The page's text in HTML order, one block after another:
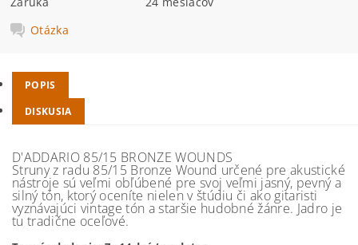
Otázka
POPIS
DISKUSIA
D'ADDARIO 85/15 BRONZE WOUNDS
Struny z radu 85/15 Bronze Wound určené pre akustické
nástroje sú veľmi obľúbené pre svoj veľmi jasný, pevný a
silný tón, ktorý oceníte nielen v štúdiu či ako gitaristi
vyznávajúci vintage tón a staršie hudobné žánre. Jadro je
tu tradične oceľové.